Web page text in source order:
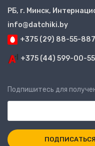
РБ, г. Минск,
info@datchiki.by
+375 (29) 88-55-887
+375 (44) 599-00-55
Подпишитесь для